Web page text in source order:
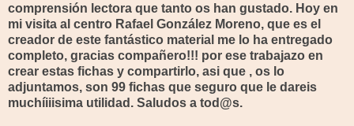
comprensión lectora que tanto os han gustado. Hoy en
mi visita al centro Rafael González Moreno, que es el
creador de este fantástico material me lo ha entregado
completo, gracias compañero!!! por ese trabajazo en
crear estas fichas y compartirlo, asi que , os lo
adjuntamos, son 99 fichas que seguro que le dareis
muchíiiisima utilidad. Saludos a tod@s.